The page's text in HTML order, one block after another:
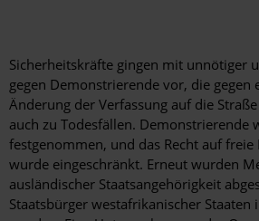
Sicherheitskräfte gingen mit unnötiger
gegen Demonstrierende vor, die gegen
Änderung der Verfassung auf die
auch zu Todesfällen. Demonstrierende
festgenommen, und das Recht auf
wurde eingeschränkt. Erneut wurden
ausländischer Staatsangehörigkeit
Staatsbürger westafrikanischer Staaten